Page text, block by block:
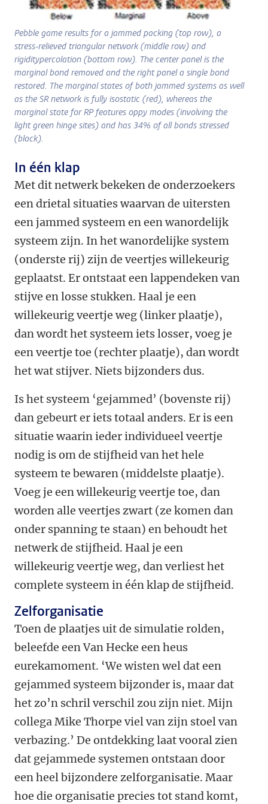
Pebble game results for a jammed packing (top row), a
stress-relieved triangular network (middle row) and
rigiditypercolation (bottom row). The center panel is the
marginal bond removed and the right panel a single bond
restored. The marginal states of both jammed systems as well
as the SR network is fully isostatic (red), whereas the
marginal state for RP features oppy modes (involving the
light green hinge sites) and has 34% of all bonds stressed
(black).
In één klap
Met dit netwerk bekeken de onderzoekers
een drietal situaties waarvan de uitersten
een jammed systeem en een wanordelijk
systeem zijn. In het wanordelijke system
(onderste rij) zijn de veertjes willekeurig
geplaatst. Er ontstaat een lappendeken van
stijve en losse stukken. Haal je een
willekeurig veertje weg (linker plaatje),
dan wordt het systeem iets losser, voeg je
een veertje toe (rechter plaatje), dan wordt
het wat stijver. Niets bijzonders dus.
Is het systeem ‘gejammed’ (bovenste rij)
dan gebeurt er iets totaal anders. Er is een
situatie waarin ieder individueel veertje
nodig is om de stijfheid van het hele
systeem te bewaren (middelste plaatje).
Voeg je een willekeurig veertje toe, dan
worden alle veertjes zwart (ze komen dan
onder spanning te staan) en behoudt het
netwerk de stijfheid. Haal je een
willekeurig veertje weg, dan verliest het
complete systeem in één klap de stijfheid.
Zelforganisatie
Toen de plaatjes uit de simulatie rolden,
beleefde een Van Hecke een heus
eurekamoment. ‘We wisten wel dat een
gejammed systeem bijzonder is, maar dat
het zo’n schril verschil zou zijn niet. Mijn
collega Mike Thorpe viel van zijn stoel van
verbazing.’ De ontdekking laat vooral zien
dat gejammede systemen ontstaan door
een heel bijzondere zelforganisatie. Maar
hoe die organisatie precies tot stand komt,